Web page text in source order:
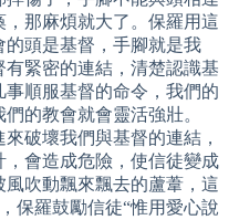
，那麻煩就大了。保羅用這
的頭是基督，手腳就是我
有緊密的連結，清楚認識基
事順服基督的命令，我們的
的教會就會靈活強壯。
破壞我們與基督的連結，
，會造成危險，使信徒變成
風吹動飄來飄去的蘆葦，這
保羅鼓勵信徒“惟用愛心說